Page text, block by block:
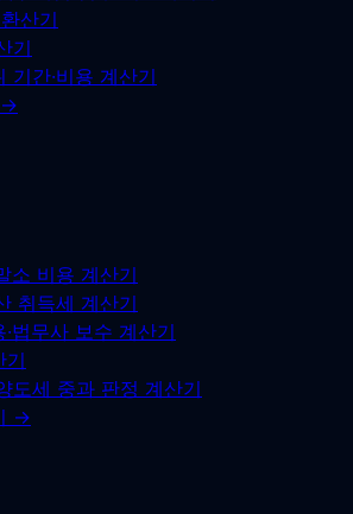
산기
기
기간·비용 계산기
→
소 비용 계산기
취득세 계산기
법무사 보수 계산기
기
도세 중과 판정 계산기
→